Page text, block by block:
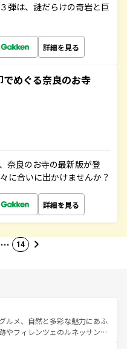
弾は、謎だらけの奇岩と巨
詳細を見る
めぐる奈良のお寺
奈良のお寺の最新版が登
に合いに出かけませんか？
詳細を見る
… 14
ルメ、自然と多彩な魅力にあふ
やフィレンツェのルネッサンス